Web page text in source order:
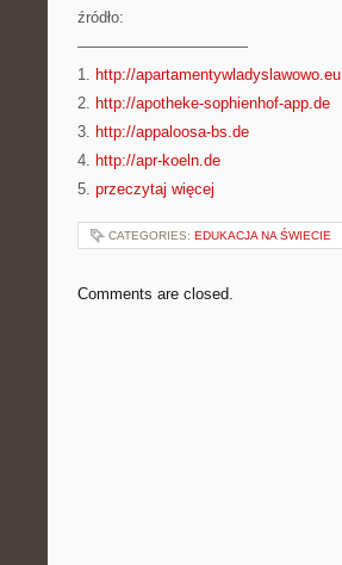
źródło:
———————————
1. http://apartamentywladyslawowo.eu
2. http://apotheke-sophienhof-app.de
3. http://appaloosa-bs.de
4. http://apr-koeln.de
5. przeczytaj więcej
CATEGORIES: EDUKACJA NA ŚWIECIE
Comments are closed.